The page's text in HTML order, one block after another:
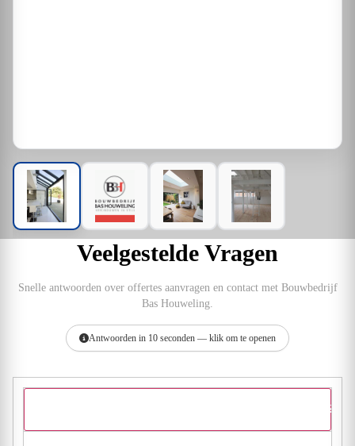
Veelgestelde Vragen
Snelle antwoorden over offertes aanvragen en contact met Bouwbedrijf
Bas Houweling.
Antwoorden in 10 seconden — klik om te openen
Hoe vraag ik een offerte aan bij Bouwbedrijf Bas Houweling?